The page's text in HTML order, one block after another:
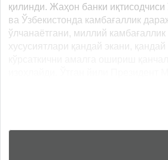
қилинди. Жаҳон банки
ва Ўзбекистонда камбағаллик
ўлчанаётгани, миллий камбағаллик
хусусиятлари қандай экани,